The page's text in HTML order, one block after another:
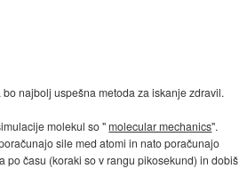
najbolj uspešna metoda za iskanje zdravil.
molekul so "molecular mechanics".
sile med atomi in nato poračunajo
po času (koraki so v rangu pikosekund) in dobiš